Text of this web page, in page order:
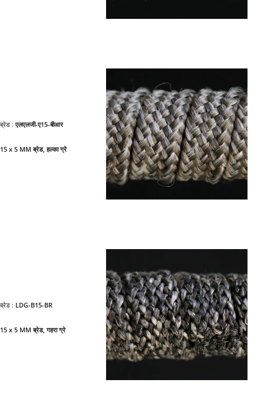
ब्रेड :एलएलजी-ए15-बीआर
15 x 5 MM ब्रेड, हल्का ग्रे
ब्रेड : LDG-B15-BR
15 x 5 MM ब्रेड, गहरा ग्रे